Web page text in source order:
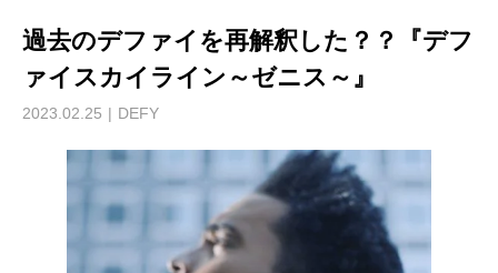
過去のデファイを再解釈した？？『デフ
ァイスカイライン～ゼニス～』
2023.02.25 DEFY